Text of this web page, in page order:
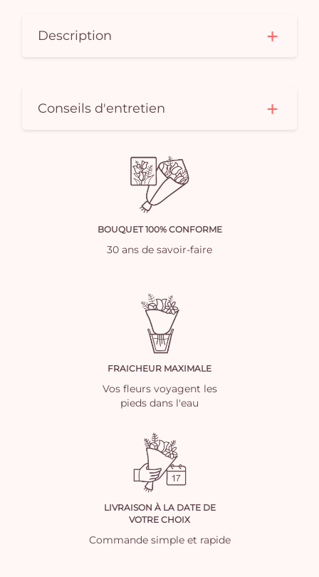
Description
Conseils d'entretien
BOUQUET 100% CONFORME
30 ans de savoir-faire
FRAICHEUR MAXIMALE
Vos fleurs voyagent les
pieds dans l'eau
LIVRAISON À LA DATE DE
VOTRE CHOIX
Commande simple et rapide